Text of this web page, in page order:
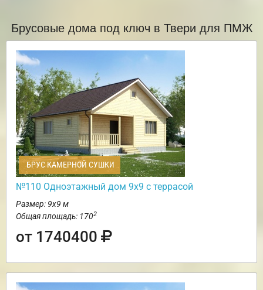
Брусовые дома под ключ в Твери для ПМЖ
БРУС КАМЕРНОЙ СУШКИ
№110 Одноэтажный дом 9х9 с террасой
Размер: 9х9 м
Общая площадь: 1702
от 1740400